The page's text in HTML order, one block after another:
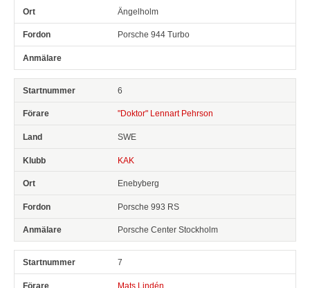
Ängelholm
Porsche 944 Turbo
6
"Doktor" Lennart Pehrson
SWE
KAK
Enebyberg
Porsche 993 RS
Porsche Center Stockholm
7
Mats Lindén